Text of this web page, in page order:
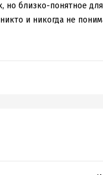
но близко-понятное
и никогда не
милосердие всегда
Дины Ильиничны
толка...
жизненно и в